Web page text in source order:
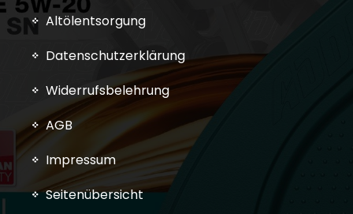
Altölentsorgung
Datenschutzerklärung
Widerrufsbelehrung
AGB
Impressum
Seitenübersicht